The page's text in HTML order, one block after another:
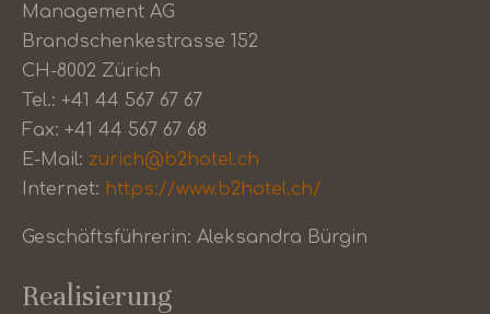
Management AG
Brandschenkestrasse 152
CH-8002 Zürich
Tel.: +41 44 567 67 67
Fax: +41 44 567 67 68
E-Mail: zurich@b2hotel.ch
Internet: https://www.b2hotel.ch/
Geschäftsführerin: Aleksandra Bürgin
Realisierung